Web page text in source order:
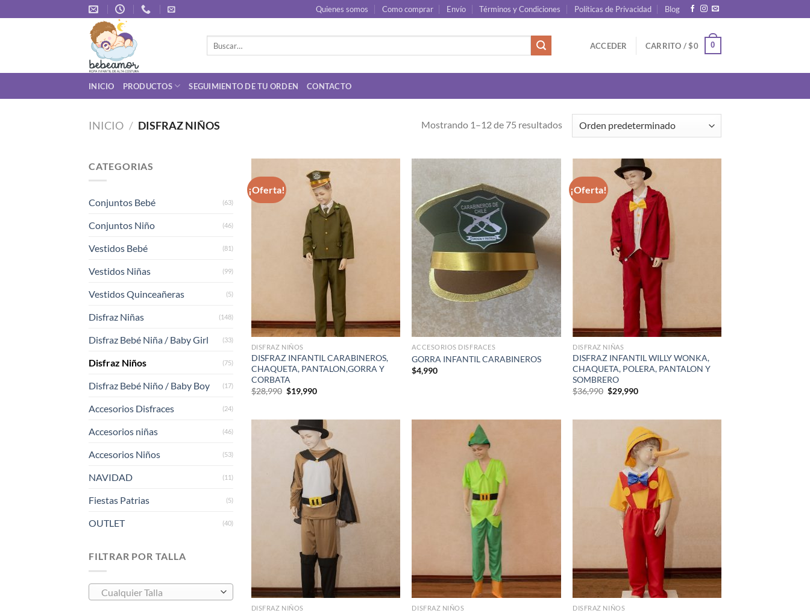
al
Quienes somos Como comprar Envío Términos y Condiciones Políticas de Privacidad Blog
ACCEDER CARRITO /$0 0
INICIO PRODUCTOS SEGUIMIENTO DE TU ORDEN CONTACTO
INICIO / DISFRAZ NIÑOS Mostrando 1–12 de 75 resultados
CATEGORIAS
Conjuntos Bebé (63)
Conjuntos Niño (46)
Vestidos Bebé (81)
Vestidos Niñas (99)
Vestidos Quinceañeras (5)
Disfraz Niñas (148)
Disfraz Bebé Niña / Baby Girl (33)
Disfraz Niños (75)
Disfraz Bebé Niño / Baby Boy (17)
Accesorios Disfraces (24)
Accesorios niñas (46)
Accesorios Niños (53)
NAVIDAD (11)
Fiestas Patrias (5)
OUTLET (40)
FILTRAR POR TALLA
Cualquier Talla
¡Oferta!
DISFRAZ NIÑOS
DISFRAZ INFANTIL CARABINEROS,
CHAQUETA, PANTALON,GORRA Y
CORBATA
$28,990 El
precio
$28,990.
$19,990El
$19,990.
ACCESORIOS DISFRACES
GORRA INFANTIL CARABINEROS
$4,990
¡Oferta!
DISFRAZ NIÑAS
DISFRAZ INFANTIL WILLY WONKA,
CHAQUETA, POLERA, PANTALON Y
SOMBRERO
$36,990 El
precio
$36,990.
$29,990El
$29,990.
DISFRAZ NIÑOS DISFRAZ NIÑOS DISFRAZ NIÑOS